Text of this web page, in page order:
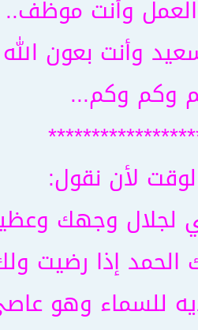
وأنت موظف..
وأنت بعون
وكم وكم...
لأن نقول:
لجلال وجهك
إذا رضيت
للسماء وهو